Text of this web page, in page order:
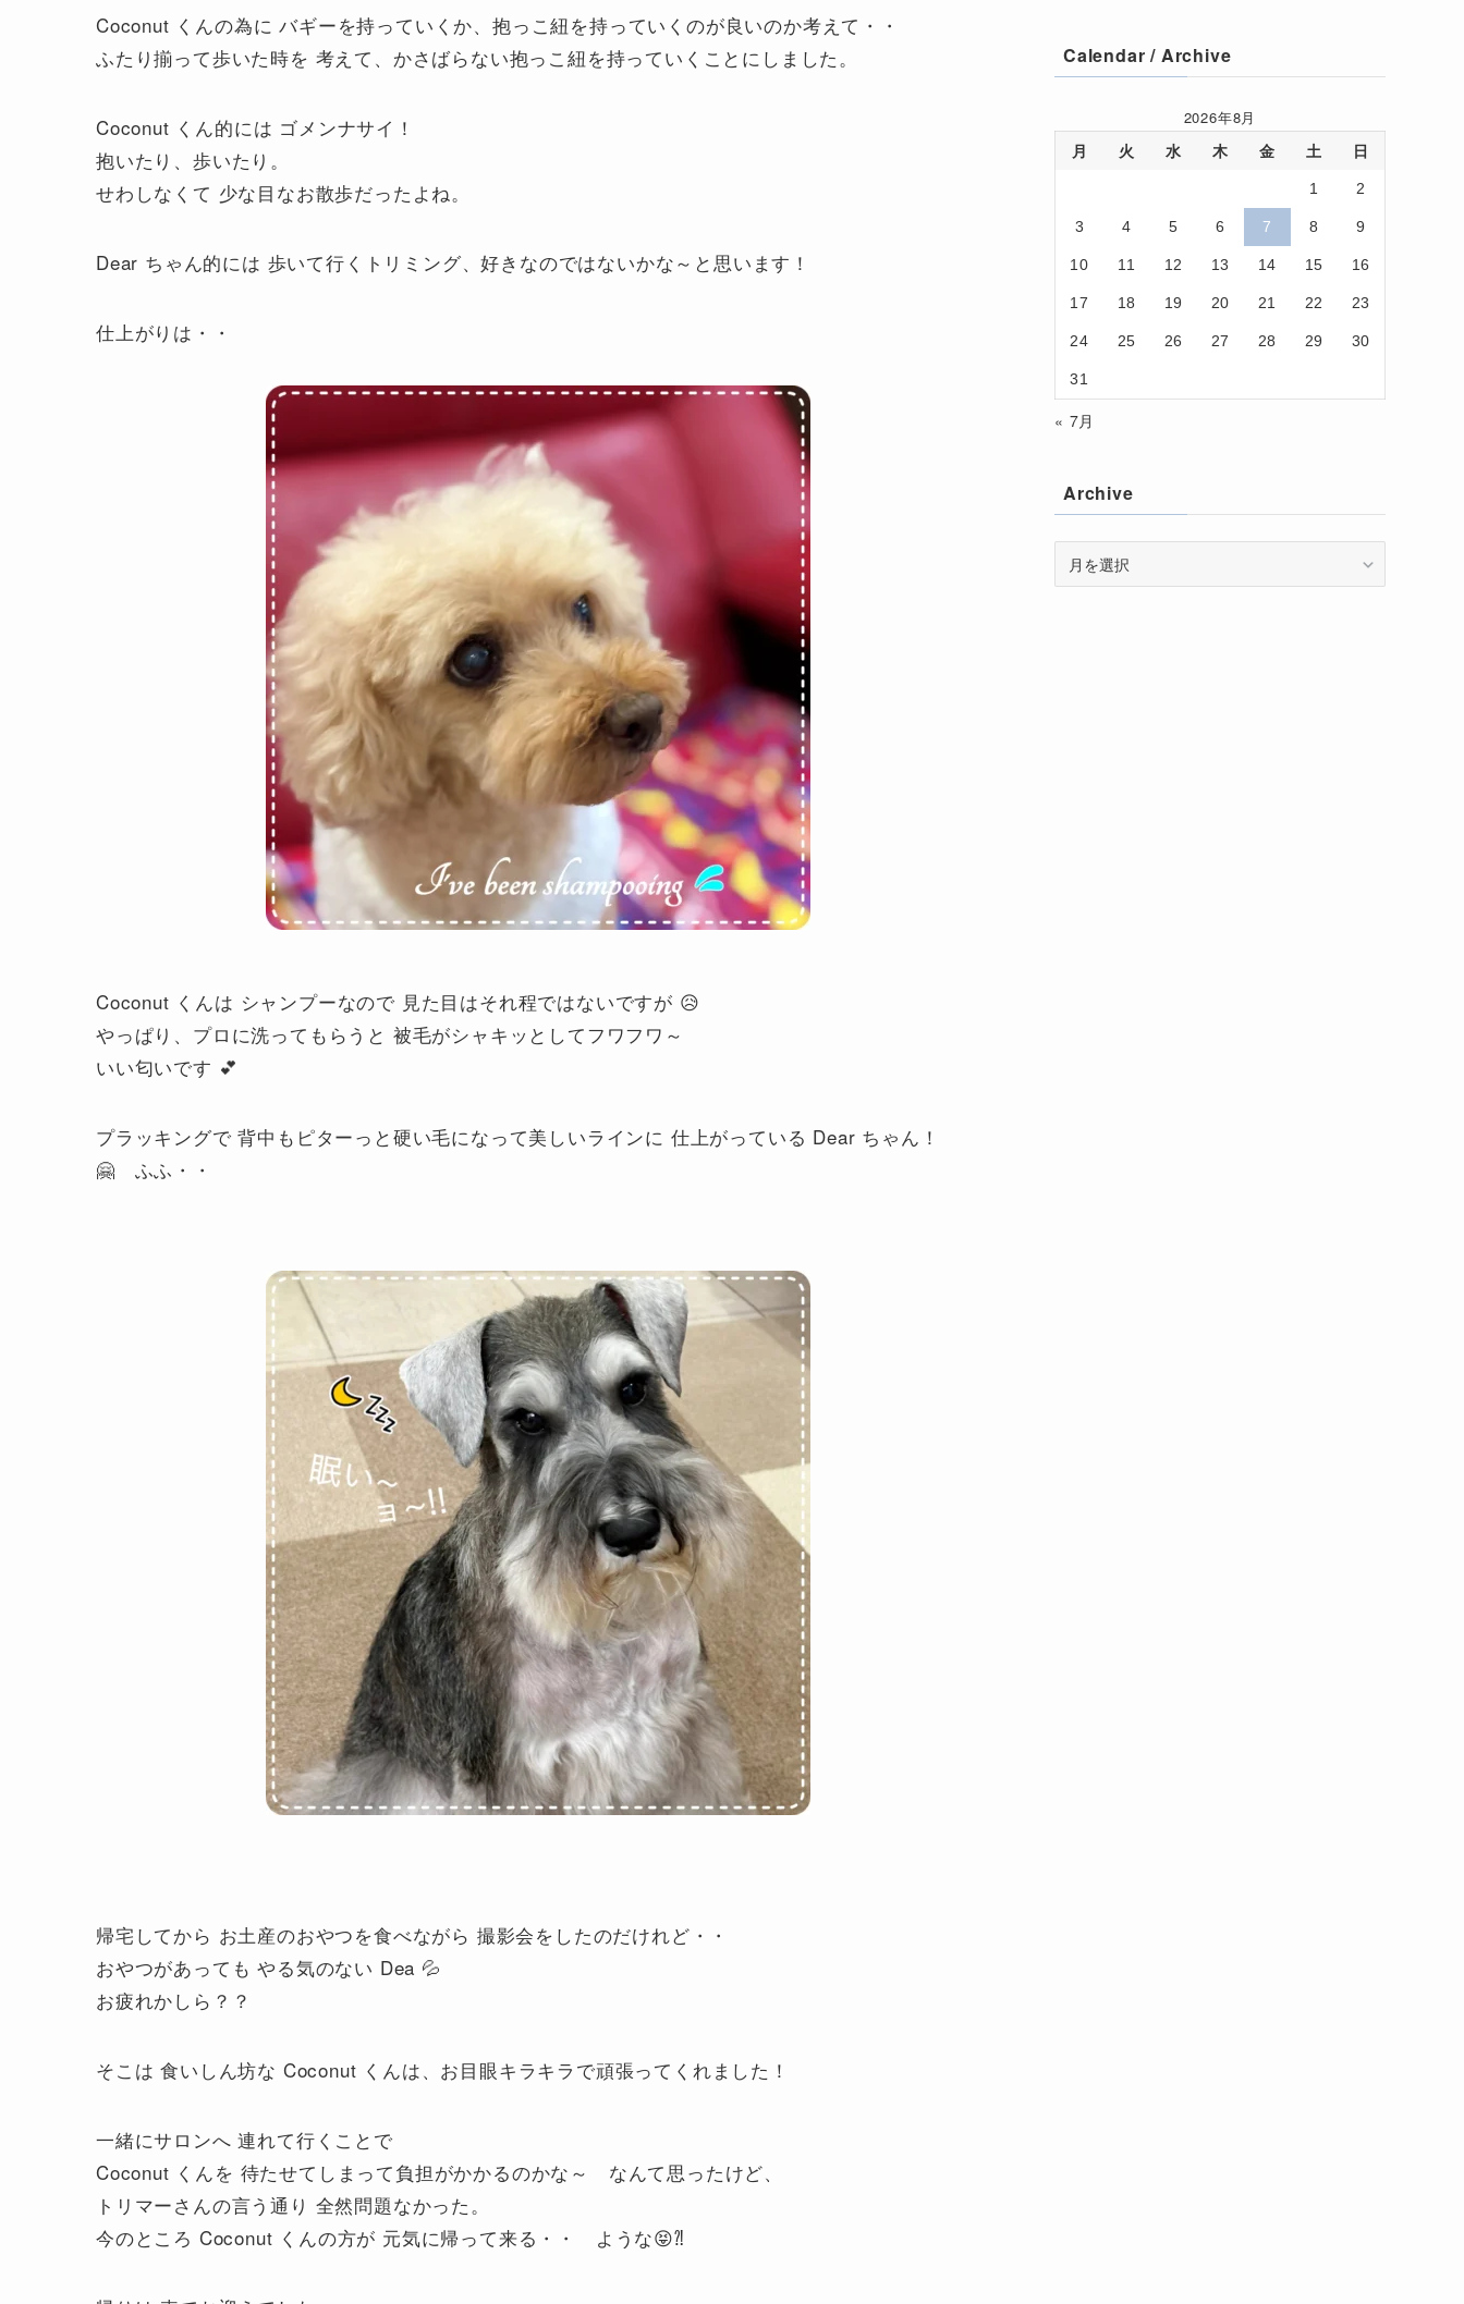
Coconut くんの為に バギーを持っていくか、抱っこ紐を持っていくのが良いのか考えて・・
ふたり揃って歩いた時を 考えて、かさばらない抱っこ紐を持っていくことにしました。
Coconut くん的には ゴメンナサイ！
抱いたり、歩いたり。
せわしなくて 少な目なお散歩だったよね。
Dear ちゃん的には 歩いて行くトリミング、好きなのではないかな～と思います！
仕上がりは・・
Coconut くんは シャンプーなので 見た目はそれ程ではないですが 😥
やっぱり、プロに洗ってもらうと 被毛がシャキッとしてフワフワ～
いい匂いです 💕
プラッキングで 背中もピターっと硬い毛になって美しいラインに 仕上がっている Dear ちゃん！
🤗 ふふ・・
帰宅してから お土産のおやつを食べながら 撮影会をしたのだけれど・・
おやつがあっても やる気のない Dea 💦
お疲れかしら？？
そこは 食いしん坊な Coconut くんは、お目眼キラキラで頑張ってくれました！
一緒にサロンへ 連れて行くことで
Coconut くんを 待たせてしまって負担がかかるのかな～ なんて思ったけど、
トリマーさんの言う通り 全然問題なかった。
今のところ Coconut くんの方が 元気に帰って来る・・ ような😝⁈
Calendar / Archive
2026年8月
月 火 水 木 金 土 日
1 2
3 4 5 6 7 8 9
10 11 12 13 14 15 16
17 18 19 20 21 22 23
24 25 26 27 28 29 30
31
« 7月
Archive
Archive